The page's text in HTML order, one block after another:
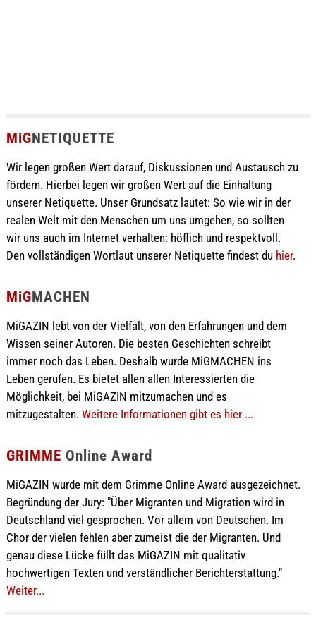
MiGNETIQUETTE
Wir legen großen Wert darauf, Diskussionen und Austausch zu
fördern. Hierbei legen wir großen Wert auf die Einhaltung
unserer Netiquette. Unser Grundsatz lautet: So wie wir in der
realen Welt mit den Menschen um uns umgehen, so sollten
wir uns auch im Internet verhalten: höflich und respektvoll.
Den vollständigen Wortlaut unserer Netiquette findest du hier.
MiGMACHEN
MiGAZIN lebt von der Vielfalt, von den Erfahrungen und dem
Wissen seiner Autoren. Die besten Geschichten schreibt
immer noch das Leben. Deshalb wurde MiGMACHEN ins
Leben gerufen. Es bietet allen allen Interessierten die
Möglichkeit, bei MiGAZIN mitzumachen und es
mitzugestalten. Weitere Informationen gibt es hier ...
GRIMME Online Award
MiGAZIN wurde mit dem Grimme Online Award ausgezeichnet.
Begründung der Jury: "Über Migranten und Migration wird in
Deutschland viel gesprochen. Vor allem von Deutschen. Im
Chor der vielen fehlen aber zumeist die der Migranten. Und
genau diese Lücke füllt das MiGAZIN mit qualitativ
hochwertigen Texten und verständlicher Berichterstattung."
Weiter...